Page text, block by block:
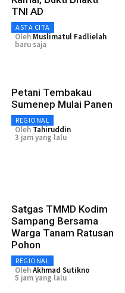
TNI AD
ASTA CITA
Oleh Muslimatul Fadlielah
baru saja
Petani Tembakau
Sumenep Mulai Panen
REGIONAL
Oleh Tahiruddin
3 jam yang lalu
Satgas TMMD Kodim
Sampang Bersama
Warga Tanam Ratusan
Pohon
REGIONAL
OlehAkhmad Sutikno
5 jam yang lalu